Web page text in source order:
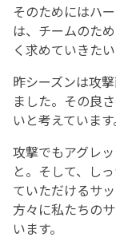
そのためにはハ
は、チームのた
く求めていきたい
昨シーズンは攻
ました。その良
いと考えています
攻撃でもアグレ
と。そして、し
ていただけるサ
方々に私たちの
います。